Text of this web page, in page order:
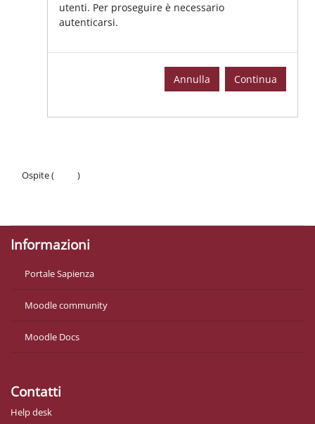
utenti. Per proseguire è necessario
autenticarsi.
Annulla Continua
Ospite (
)
Informazioni
Portale Sapienza
Moodle community
Moodle Docs
Contatti
Help desk